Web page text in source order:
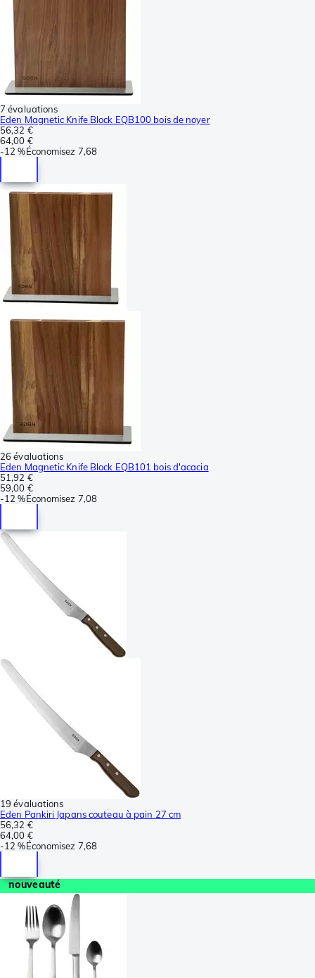
7 évaluations
Eden Magnetic Knife Block EQB100 bois de noyer
56,32 €
64,00 €
-12 %Économisez 7,68
26 évaluations
Eden Magnetic Knife Block EQB101 bois d'acacia
51,92 €
59,00 €
-12 %Économisez 7,08
19 évaluations
Eden Pankiri Japans couteau à pain 27 cm
56,32 €
64,00 €
-12 %Économisez 7,68
nouveauté